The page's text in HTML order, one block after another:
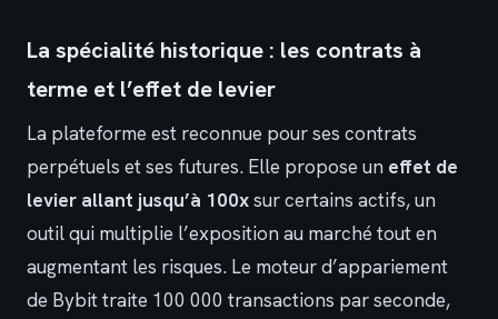
La spécialité historique : les contrats à
terme et l’effet de levier
La plateforme est reconnue pour ses contrats
perpétuels et ses futures. Elle propose un effet de
levier allant jusqu’à 100xsur certains actifs, un
outil qui multiplie l’exposition au marché tout en
augmentant les risques. Le moteur d’appariement
de Bybit traite 100 000 transactions par seconde,